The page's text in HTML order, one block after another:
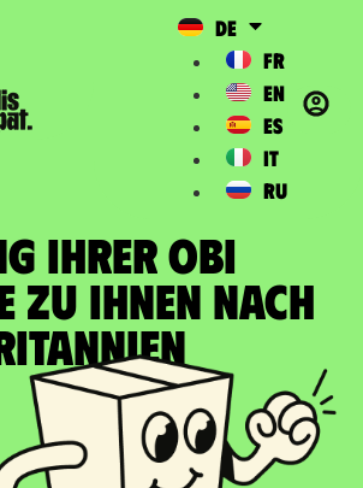
DE
FR
EN
ES
IT
RU
IHRER OBI
zu Ihnen nach